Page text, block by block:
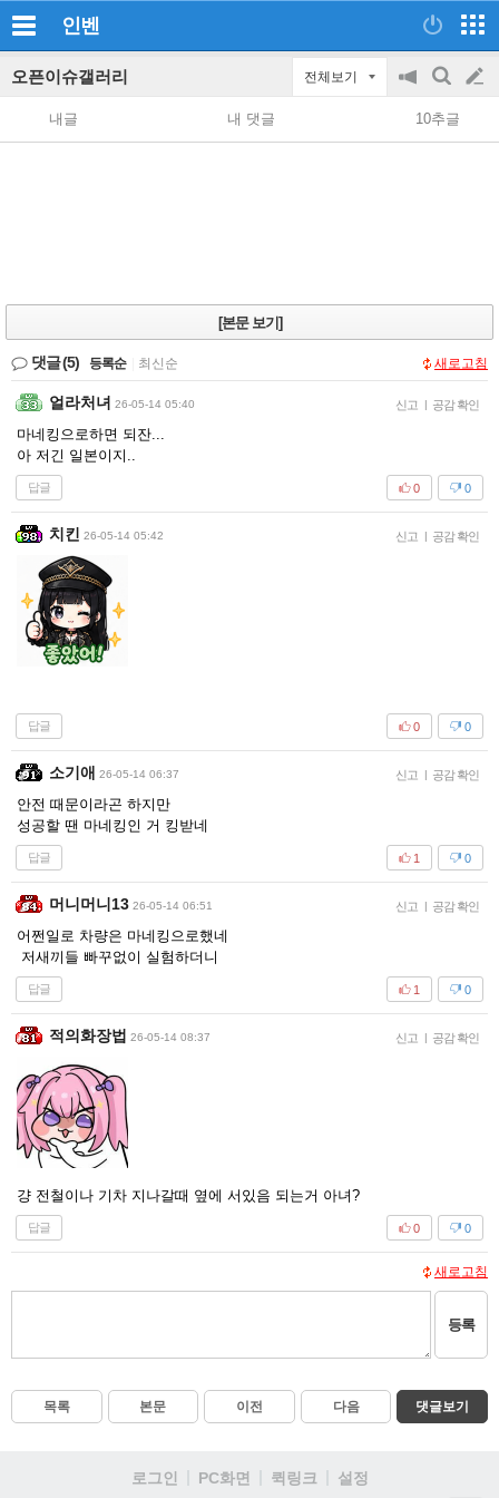
인벤
오픈이슈갤러리 전체보기
공
지
on/off
검
색
글
쓰
내글 내 댓글 10추글
[본문 보기]
댓글(5) 등록순 최신순 새로고침
얼라처녀 26-05-14 05:40 신고 | 공감 확인
마네킹으로하면 되잔...
아 저긴 일본이지..
답글 0
0
치킨 26-05-14 05:42 신고 | 공감 확인
답글 0
0
소기애 26-05-14 06:37 신고 | 공감 확인
안전 때문이라곤 하지만
성공할 땐 마네킹인 거 킹받네
답글 0
1
머니머니13 26-05-14 06:51 신고 | 공감 확인
어쩐일로 차량은 마네킹으로했네
저새끼들 빠꾸없이 실험하더니
답글 0
1
적의화장법 26-05-14 08:37 신고 | 공감 확인
걍 전철이나 기차 지나갈때 옆에 서있음 되는거 아녀?
답글 0
0
새로고침
등록
목록 본문 이전 다음 댓글보기
로그인 PC화면 퀵링크
설정